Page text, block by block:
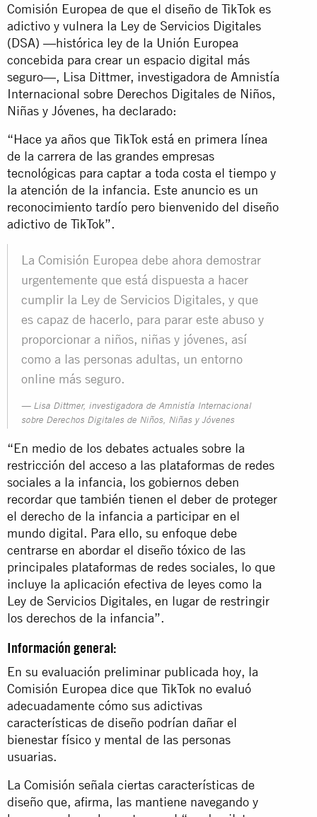
Comisión Europea de que el diseño de TikTok es
adictivo y vulnera la Ley de Servicios Digitales
(DSA) —histórica ley de la Unión Europea
concebida para crear un espacio digital más
seguro—, Lisa Dittmer, investigadora de Amnistía
Internacional sobre Derechos Digitales de Niños,
Niñas y Jóvenes, ha declarado:
“Hace ya años que TikTok está en primera línea
de la carrera de las grandes empresas
tecnológicas para captar a toda costa el tiempo y
la atención de la infancia. Este anuncio es un
reconocimiento tardío pero bienvenido del diseño
adictivo de TikTok”.
La Comisión Europea debe ahora demostrar
urgentemente que está dispuesta a hacer
cumplir la Ley de Servicios Digitales, y que
es capaz de hacerlo, para parar este abuso y
proporcionar a niños, niñas y jóvenes, así
como a las personas adultas, un entorno
online más seguro.
Lisa Dittmer, investigadora de Amnistía Internacional
sobre Derechos Digitales de Niños, Niñas y Jóvenes
“En medio de los debates actuales sobre la
restricción del acceso a las plataformas de redes
sociales a la infancia, los gobiernos deben
recordar que también tienen el deber de proteger
el derecho de la infancia a participar en el
mundo digital. Para ello, su enfoque debe
centrarse en abordar el diseño tóxico de las
principales plataformas de redes sociales, lo que
incluye la aplicación efectiva de leyes como la
Ley de Servicios Digitales, en lugar de restringir
los derechos de la infancia”.
Información general:
En su evaluación preliminar publicada hoy, la
Comisión Europea dice que TikTok no evaluó
adecuadamente cómo sus adictivas
características de diseño podrían dañar el
bienestar físico y mental de las personas
usuarias.
La Comisión señala ciertas características de
diseño que, afirma, las mantiene navegando y